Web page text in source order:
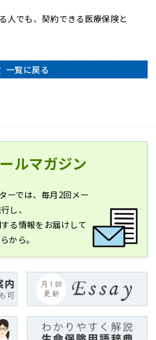
人でも、契約できる医療保険と
一覧に戻る
ルマガジン
ーでは、毎月2回メー
し、
る情報をお届けして
から。